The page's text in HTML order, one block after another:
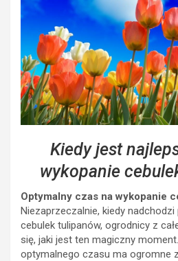
Kiedy jest
wykopanie
Optymalny czas na wykopanie
Niezaprzeczalnie, kiedy
cebulek tulipanów, ogrodnicy z
się, jaki jest ten magiczny
optymalnego czasu ma ogromne